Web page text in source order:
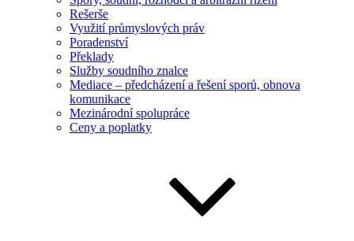
Rešerše
Využití průmyslových práv
Poradenství
Překlady
Služby soudního znalce
Mediace – předcházení a řešení sporů, obnova
komunikace
Mezinárodní spolupráce
Ceny a poplatky